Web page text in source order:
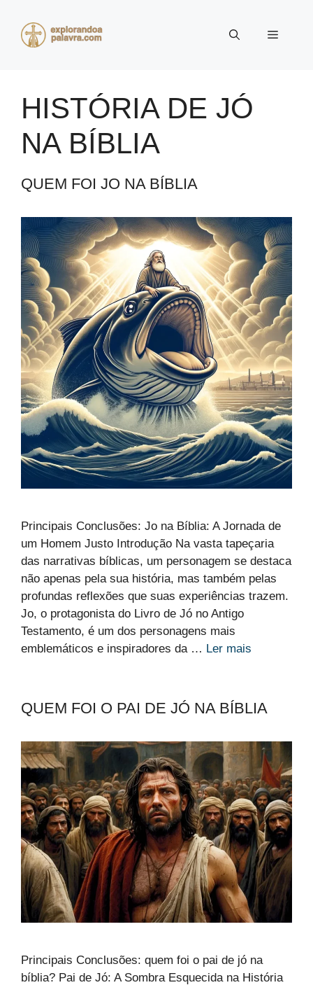
Menu
HISTÓRIA DE JÓ
NA BÍBLIA
QUEM FOI JO NA BÍBLIA
Principais Conclusões: Jo na Bíblia: A Jornada de
um Homem Justo Introdução Na vasta tapeçaria
das narrativas bíblicas, um personagem se destaca
não apenas pela sua história, mas também pelas
profundas reflexões que suas experiências trazem.
Jo, o protagonista do Livro de Jó no Antigo
Testamento, é um dos personagens mais
emblemáticos e inspiradores da … Ler mais
QUEM FOI O PAI DE JÓ NA BÍBLIA
Principais Conclusões: quem foi o pai de jó na
bíblia? Pai de Jó: A Sombra Esquecida na História